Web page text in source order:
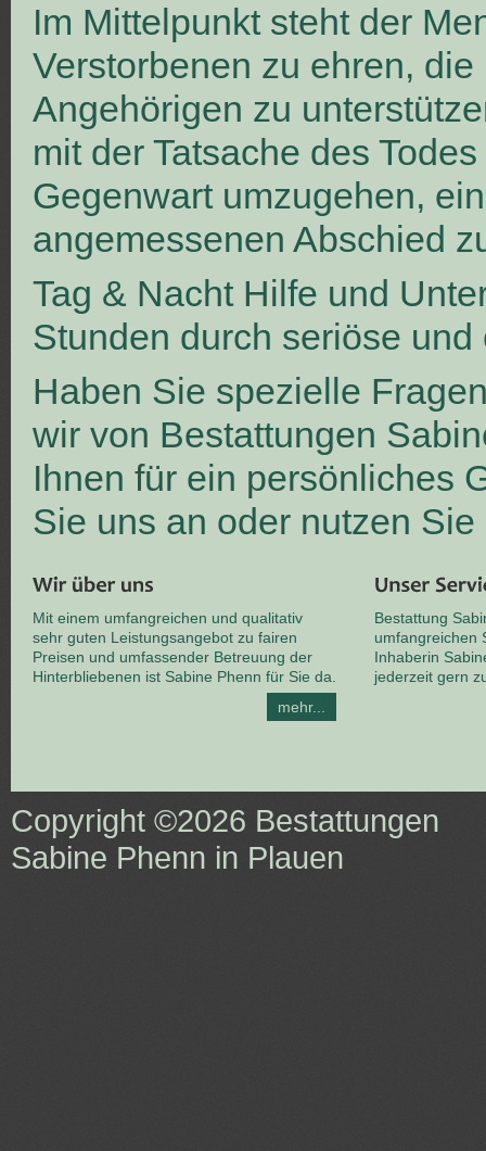
Im Mittelpunkt steht der
Verstorbenen zu ehren, die
Angehörigen zu
mit der Tatsache des
Gegenwart umzugehen,
angemessenen Abschied
Tag & Nacht Hilfe und
Stunden durch seriöse
Haben Sie spezielle
wir von Bestattungen
Ihnen für ein persönliches
Sie uns an oder nutzen
Mit einem umfangreichen und qualitativ
sehr guten Leistungsangebot zu fairen
Preisen und umfassender Betreuung der
Hinterbliebenen ist Sabine Phenn für Sie da.
mehr...
Bestattung
umfangreichen
Inhaberin
jederzeit gern
Copyright ©2026 Bestattungen
Sabine Phenn in Plauen